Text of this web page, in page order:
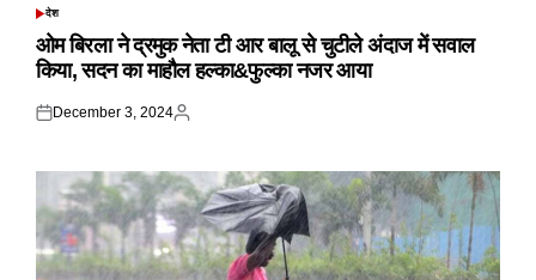
POSTED
देश
ओम बिरला ने द्रमुक नेता टी आर बालू से चुटीले अंदाज में सवाल
किया, सदन का माहौल हल्का&फुल्का नजर आया
Posted
December 3, 2024
Posted